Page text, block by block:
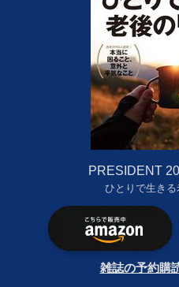
PRESIDENT
ひとりで生きる
雑誌の予約購